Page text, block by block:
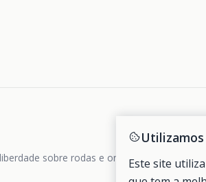
sobre rodas e ondas.Este site